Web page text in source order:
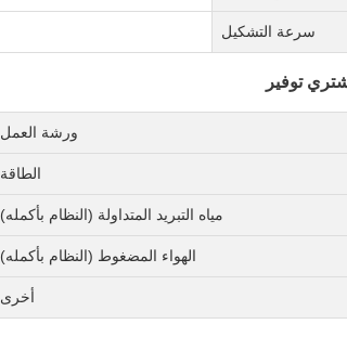
سرعة التشكيل
توفير
ورشة العمل
الطاقة
مياه التبريد المتداولة (النظام بأكمله)
الهواء المضغوط (النظام بأكمله)
أخرى